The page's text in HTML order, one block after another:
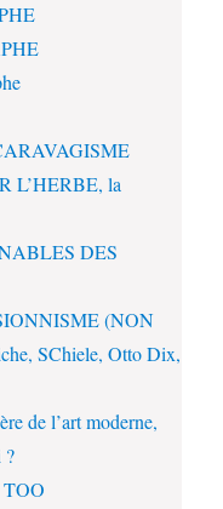
L’HERBE, la
DES
(NON
SChiele, Otto Dix,
de l’art moderne,
?